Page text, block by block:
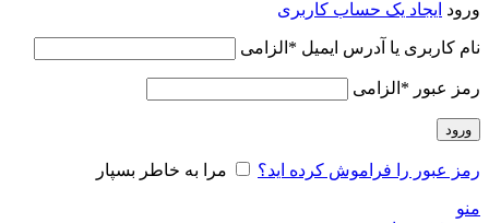
ورود ایجاد یک حساب کاربری
نام کاربری یا آدرس ایمیل * الزامی
رمز عبور * الزامی
ورود
رمز عبور را فراموش کرده اید؟ مرا به خاطر بسپار
منو